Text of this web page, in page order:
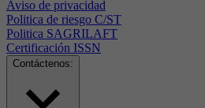
Aviso de privacidad
Politica de riesgo C/ST
Politica SAGRILAFT
Certificación ISSN
Contáctenos: